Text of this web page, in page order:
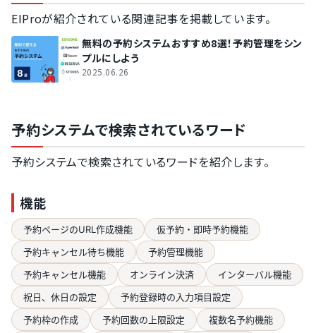
EIProが紹介されている関連記事を掲載しています。
無料の予約システムおすすめ8選！予約管理をシン
プルにしよう
2025.06.26
予約システムで検索されているワード
予約システムで検索されているワードを紹介します。
機能
予約ページのURL作成機能
仮予約・即時予約機能
予約キャンセル待ち機能
予約管理機能
予約キャンセル機能
オンライン決済
インターバル機能
祝日、休日の設定
予約登録時の入力項目設定
予約枠の作成
予約回数の上限設定
複数名予約機能